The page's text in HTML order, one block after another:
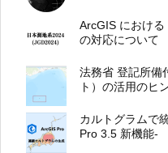
ArcGIS におけ
の対応について
法務省 登記所備
ト）の活用のヒ
カルトグラムで
Pro 3.5 新機能-